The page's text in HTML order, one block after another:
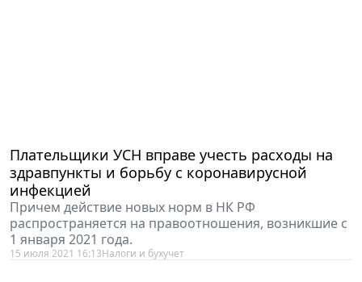
Плательщики УСН вправе учесть расходы на
здравпункты и борьбу с коронавирусной
инфекцией
Причем действие новых норм в НК РФ
распространяется на правоотношения, возникшие с
1 января 2021 года.
15 июля 2021 16:13Налоги и бухучет